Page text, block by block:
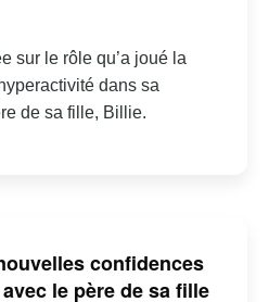
sur le rôle qu’a joué la
dans sa
de sa fille, Billie.
confidences
le père de sa fille